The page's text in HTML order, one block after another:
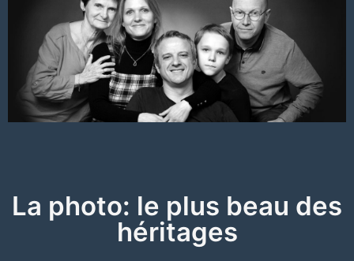
La photo: le plus beau des
héritages